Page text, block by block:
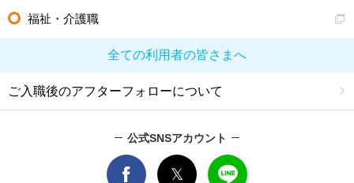
福祉・介護職
全ての利用者の皆さまへ
ご入職後のアフターフォローについて
公式SNSアカウント